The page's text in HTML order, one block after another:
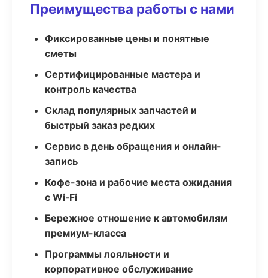
Преимущества работы с нами
Фиксированные цены и понятные
сметы
Сертифицированные мастера и
контроль качества
Склад популярных запчастей и
быстрый заказ редких
Сервис в день обращения и онлайн-
запись
Кофе-зона и рабочие места ожидания
с Wi‑Fi
Бережное отношение к автомобилям
премиум-класса
Программы лояльности и
корпоративное обслуживание